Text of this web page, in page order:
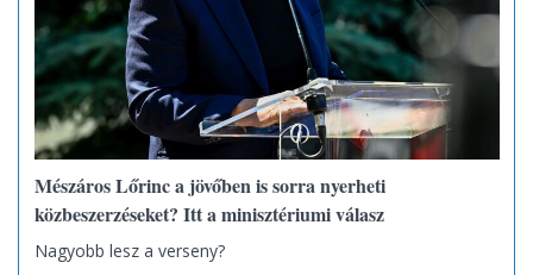
Mészáros Lőrinc a jövőben is sorra nyerheti
közbeszerzéseket? Itt a minisztériumi válasz
Nagyobb lesz a verseny?